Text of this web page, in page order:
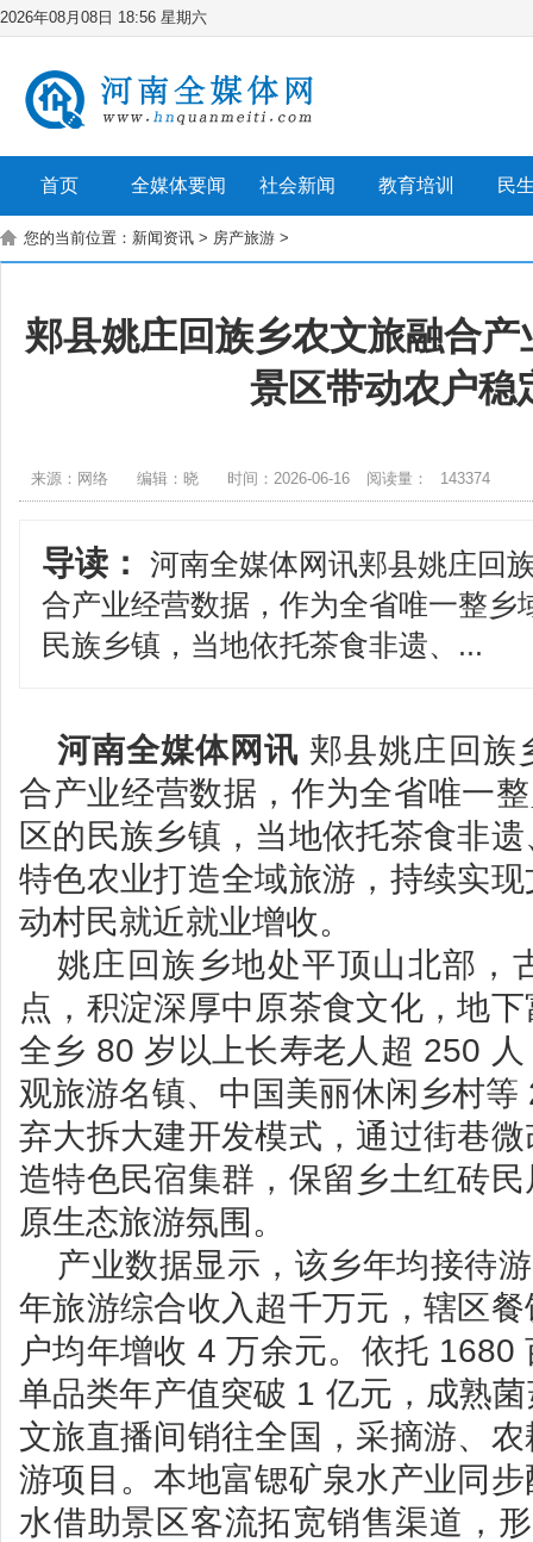
2026年08月08日 18:56 星期六
首页 全媒体要闻 社会新闻 教育培训 民
您的当前位置： 新闻资讯 > 房产旅游 >
郏县姚庄回族乡农文旅融合
景区带动农户稳
来源：网络 编辑：晓 时间：2026-06-16 阅读量： 143374
导读：
河南全媒体网讯郏县姚庄回
合产业经营数据，作为全省唯一整乡
民族乡镇，当地依托茶食非遗、...
河南全媒体网讯 郏县姚庄回族
合产业经营数据，作为全省唯一
区的民族乡镇，当地依托茶食非
特色农业打造全域旅游，持续实
动村民就近就业增收。
姚庄回族乡地处平顶山北部，
点，积淀深厚中原茶食文化，地
全乡 80 岁以上长寿老人超 250
观旅游名镇、中国美丽休闲乡村
弃大拆大建开发模式，通过街巷
造特色民宿集群，保留乡土红砖
原生态旅游氛围。
产业数据显示，该乡年均接待
年旅游综合收入超千万元，辖区
户均年增收 4 万余元。依托 1680
单品类年产值突破 1 亿元，成熟
文旅直播间销往全国，采摘游、
游项目。本地富锶矿泉水产业同
水借助景区客流拓宽销售渠道，